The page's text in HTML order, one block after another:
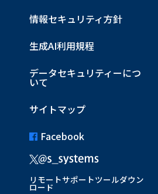
情報セキュリティ方針
生成AI利用規程
データセキュリティーにつ
いて
サイトマップ
Facebook
リモートサポートツールダウン
ロード